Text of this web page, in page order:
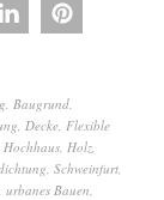
, Baugrund,
, Decke, Flexible
Hochhaus, Holz,
, Schweinfurt,
, urbanes Bauen,